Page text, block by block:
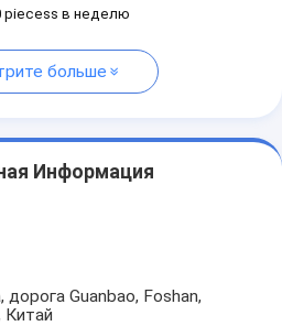
piecess в неделю
больше
Информация
дорога Guanbao, Foshan,
Китай